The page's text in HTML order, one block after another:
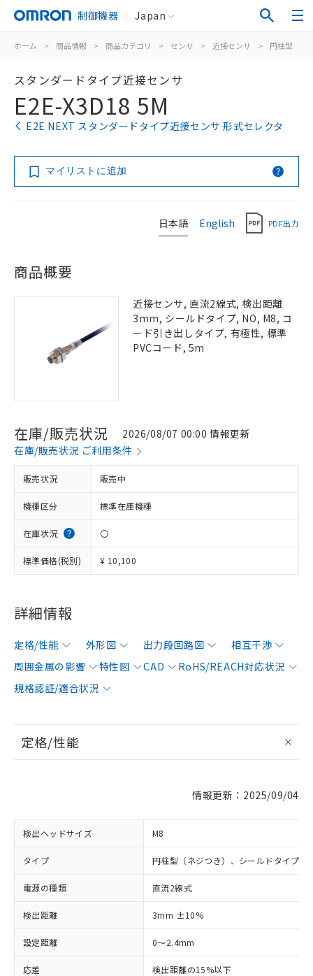
制御機器 Japan
ホーム > 商品情報 > 商品カテゴリ > センサ > 近接センサ > 円柱型
スタンダードタイプ近接センサ
E2E-X3D18 5M
E2E NEXT スタンダードタイプ近接センサ 形式セレクタ
マイリストに追加
日本語 English PDF出力
商品概要
近接センサ, 直流2線式, 検出距離
3mm, シールドタイプ, NO, M8, コ
ード引き出しタイプ, 有極性, 標準
PVCコード, 5m
在庫/販売状況
2026/08/07 00:00 情報更新
在庫/販売状況 ご利用条件
販売状況 販売中
機種区分 標準在庫機種
在庫状況 〇
標準価格(税別) ¥ 10,100
詳細情報
定格/性能 外形図 出力段回路図
相互干渉
周囲金属の影響
特性図 CAD
RoHS/REACH対応状況
規格認証/適合状況
定格/性能
情報更新：2025/09/04
検出ヘッドサイズ M8
タイプ 円柱型（ネジつき）、シールドタイプ
電源の種類 直流2線式
検出距離 3mm ±10%
設定距離 0～2.4mm
応差 検出距離の15%以下